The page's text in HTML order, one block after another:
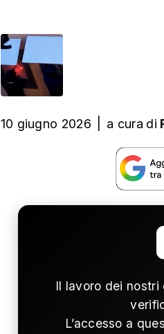
10 giugno 2026 a cura di
Il lavoro dei
L’accesso a